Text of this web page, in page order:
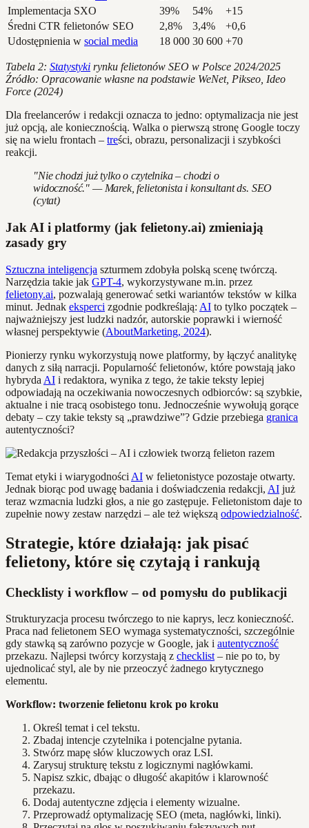
Implementacja SXO
39% 54%
+15
Średni CTR felietonów SEO
2,8% 3,4%
+0,6
Udostępnienia w social media 18 000 30 600 +70
Tabela 2: Statystyki rynku felietonów SEO w Polsce 2024/2025
Źródło: Opracowanie własne na podstawie WeNet, Pikseo, Ideo
Force (2024)
Dla freelancerów i redakcji oznacza to jedno: optymalizacja nie jest
już opcją, ale koniecznością. Walka o pierwszą stronę Google toczy
się na wielu frontach – treści, obrazu, personalizacji i szybkości
reakcji.
"Nie chodzi już tylko o czytelnika – chodzi o
widoczność." — Marek, felietonista i konsultant ds. SEO
(cytat)
Jak AI i platformy (jak felietony.ai) zmieniają
zasady gry
Sztuczna inteligencja szturmem zdobyła polską scenę twórczą.
Narzędzia takie jak GPT-4, wykorzystywane m.in. przez
felietony.ai, pozwalają generować setki wariantów tekstów w kilka
minut. Jednak eksperci zgodnie podkreślają: AI to tylko początek –
najważniejszy jest ludzki nadzór, autorskie poprawki i wierność
własnej perspektywie (AboutMarketing, 2024).
Pionierzy rynku wykorzystują nowe platformy, by łączyć analitykę
danych z siłą narracji. Popularność felietonów, które powstają jako
hybryda AI i redaktora, wynika z tego, że takie teksty lepiej
odpowiadają na oczekiwania nowoczesnych odbiorców: są szybkie,
aktualne i nie tracą osobistego tonu. Jednocześnie wywołują gorące
debaty – czy takie teksty są „prawdziwe”? Gdzie przebiega granica
autentyczności?
Temat etyki i wiarygodności AI w felietonistyce pozostaje otwarty.
Jednak biorąc pod uwagę badania i doświadczenia redakcji, AI już
teraz wzmacnia ludzki głos, a nie go zastępuje. Felietonistom daje to
zupełnie nowy zestaw narzędzi – ale też większą odpowiedzialność.
Strategie, które działają: jak pisać
felietony, które się czytają i rankują
Checklisty i workflow – od pomysłu do publikacji
Strukturyzacja procesu twórczego to nie kaprys, lecz konieczność.
Praca nad felietonem SEO wymaga systematyczności, szczególnie
gdy stawką są zarówno pozycje w Google, jak i autentyczność
przekazu. Najlepsi twórcy korzystają z checklist – nie po to, by
ujednolicać styl, ale by nie przeoczyć żadnego krytycznego
elementu.
Workflow: tworzenie felietonu krok po kroku
Określ temat i cel tekstu.
Zbadaj intencje czytelnika i potencjalne pytania.
Stwórz mapę słów kluczowych oraz LSI.
Zarysuj strukturę tekstu z logicznymi nagłówkami.
Napisz szkic, dbając o długość akapitów i klarowność
przekazu.
Dodaj autentyczne zdjęcia i elementy wizualne.
Przeprowadź optymalizację SEO (meta, nagłówki, linki).